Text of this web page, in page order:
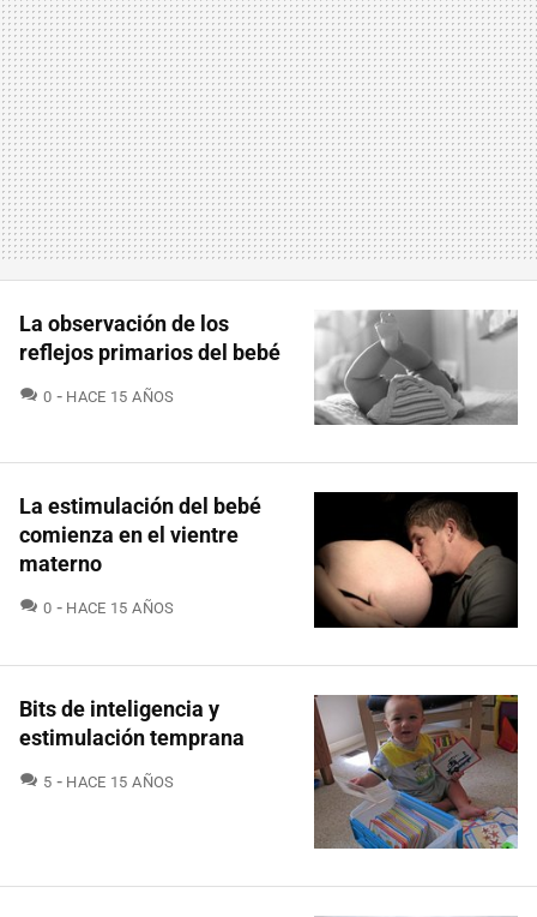
La observación de los
reflejos primarios del bebé
0 COMENTARIOS
HACE 15 AÑOS
La estimulación del bebé
comienza en el vientre
materno
0 COMENTARIOS
HACE 15 AÑOS
Bits de inteligencia y
estimulación temprana
5 COMENTARIOS
HACE 15 AÑOS